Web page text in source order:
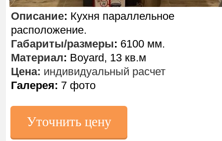
Уточнить цену
Описание: Кухня параллельное
расположение.
Габариты/размеры: 6100 мм.
Материал: Boyard, 13 кв.м
Цена: индивидуальный расчет
Галерея: 7 фото